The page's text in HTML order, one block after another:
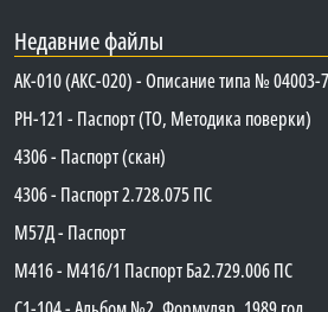
Недавние файлы
АК-010 (АКС-020) - Описание типа № 04003-
PH-121 - Паспорт (ТО, Методика поверки)
4306 - Паспорт (скан)
4306 - Паспорт 2.728.075 ПС
М57Д - Паспорт
М416 - М416/1 Паспорт Ба2.729.006 ПС